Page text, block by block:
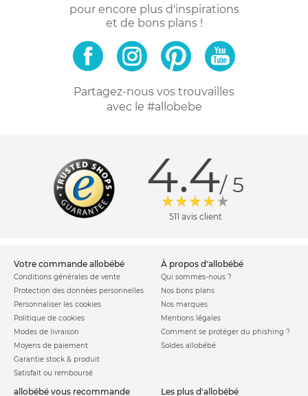
pour encore plus d'inspirations
et de bons plans !
Partagez-nous vos trouvailles
avec le #allobebe
4.4/ 5
511 avis client
votre commande allobébé
Conditions générales de vente
Protection des données personnelles
Personnaliser les cookies
Politique de cookies
Modes de livraison
Moyens de paiement
Garantie stock & produit
Satisfait ou remboursé
à propos d'allobébé
Qui sommes-nous ?
Nos bons plans
Nos marques
Mentions légales
Comment se protéger du phishing ?
Soldes allobébé
allobébé vous recommande les plus d'allobébé